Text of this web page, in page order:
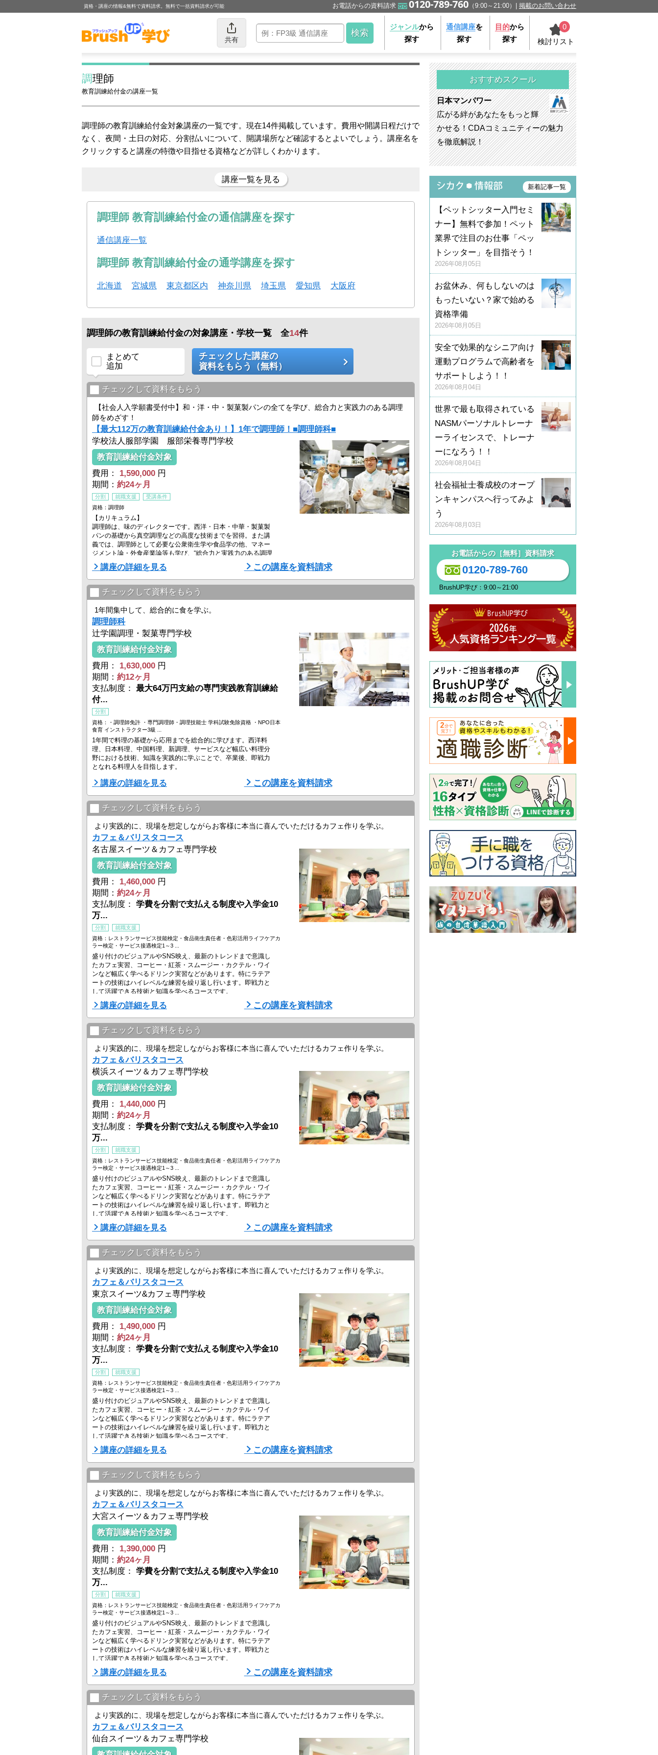
資格・講座の情報&無料で資料請求。無料で一括資料請求が可能 お電話からの資料請求 0120-789-760 （9:00～21:00） 掲載のお問い合わせ
共有
ジャンルから
探す
通信講座を
探す
目的から
探す
0
検討リスト
調理師
教育訓練給付金の講座一覧
調理師の教育訓練給付金対象講座の一覧です。現在14件掲載しています。費用や開講日程だけで
なく、夜間・土日の対応、分割払いについて、開講場所など確認するとよいでしょう。講座名を
クリックすると講座の特徴や目指せる資格などが詳しくわかります。
講座一覧を見る
調理師 教育訓練給付金の通信講座を探す
通信講座一覧
調理師 教育訓練給付金の通学講座を探す
北海道 宮城県 東京都区内 神奈川県 埼玉県 愛知県 大阪府
調理師の教育訓練給付金の対象講座・学校一覧 全14件
まとめて
追加
チェックした講座の
資料をもらう（無料）
チェックして資料をもらう
【社会人入学願書受付中】和・洋・中・製菓製パンの全てを学び、総合力と実践力のある調理
師をめざす！
【最大112万の教育訓練給付金あり！】1年で調理師！■調理師科■
学校法人服部学園 服部栄養専門学校
教育訓練給付金対象
費用：
1,590,000 円
期間： 約24ヶ月
分割 就職支援
受講条件
資格：調理師
【カリキュラム】
調理師は、味のディレクターです。西洋・日本・中華・製菓製
パンの基礎から真空調理などの高度な技術までを習得。また講
義では、調理師として必要な公衆衛生学や食品学の他、マネー
ジメント論・外食産業論等も学び、“総合力と実践力のある調理
師”を育成します。
【就職実績】
担任の親身な就職指導と、“現場が求める”人材を育てるカリキュ
ラムで、就職先からの信頼も厚く、1人当たり約10件の求人があ
ります（2011年3月卒業生実績）。ホテルや西洋・日本・中国
料理のレストラン、製菓製パン店でのシェフ ...
講座の詳細を見る この講座を資料請求
チェックして資料をもらう
1年間集中して、総合的に食を学ぶ。
調理師科
辻学園調理・製菓専門学校
教育訓練給付金対象
費用：
1,630,000 円
期間： 約12ヶ月
支払制度： 最大64万円支給の専門実践教育訓練給
付...
分割
資格：・調理師免許 ・専門調理師・調理技能士 学科試験免除資格 ・NPO日本
食育 インストラクター3級 ...
1年間で料理の基礎から応用までを総合的に学びます。西洋料
理、日本料理、中国料理、新調理、サービスなど幅広い料理分
野における技術、知識を実践的に学ぶことで、卒業後、即戦力
となれる料理人を目指します。
講座の詳細を見る この講座を資料請求
チェックして資料をもらう
より実践的に、現場を想定しながらお客様に本当に喜んでいただけるカフェ作りを学ぶ。
カフェ＆バリスタコース
名古屋スイーツ＆カフェ専門学校
教育訓練給付金対象
費用：
1,460,000 円
期間： 約24ヶ月
支払制度： 学費を分割で支払える制度や入学金10
万...
分割
就職支援
資格：レストランサービス技能検定・食品衛生責任者・色彩活用ライフケアカ
ラー検定・サービス接遇検定1～3 ...
盛り付けのビジュアルやSNS映え、最新のトレンドまで意識し
たカフェ実習、コーヒー・紅茶・スムージー・カクテル・ワイ
ンなど幅広く学べるドリンク実習などがあります。特にラテア
ートの技術はハイレベルな練習を繰り返し行います。即戦力と
して活躍できる技術と知識を学べるコースです。
講座の詳細を見る この講座を資料請求
チェックして資料をもらう
より実践的に、現場を想定しながらお客様に本当に喜んでいただけるカフェ作りを学ぶ。
カフェ＆バリスタコース
横浜スイーツ＆カフェ専門学校
教育訓練給付金対象
費用：
1,440,000 円
期間： 約24ヶ月
支払制度： 学費を分割で支払える制度や入学金10
万...
分割
就職支援
資格：レストランサービス技能検定・食品衛生責任者・色彩活用ライフケアカ
ラー検定・サービス接遇検定1～3 ...
盛り付けのビジュアルやSNS映え、最新のトレンドまで意識し
たカフェ実習、コーヒー・紅茶・スムージー・カクテル・ワイ
ンなど幅広く学べるドリンク実習などがあります。特にラテア
ートの技術はハイレベルな練習を繰り返し行います。即戦力と
して活躍できる技術と知識を学べるコースです。
講座の詳細を見る この講座を資料請求
チェックして資料をもらう
より実践的に、現場を想定しながらお客様に本当に喜んでいただけるカフェ作りを学ぶ。
カフェ＆バリスタコース
東京スイーツ&カフェ専門学校
教育訓練給付金対象
費用：
1,490,000 円
期間： 約24ヶ月
支払制度： 学費を分割で支払える制度や入学金10
万...
分割
就職支援
資格：レストランサービス技能検定・食品衛生責任者・色彩活用ライフケアカ
ラー検定・サービス接遇検定1～3 ...
盛り付けのビジュアルやSNS映え、最新のトレンドまで意識し
たカフェ実習、コーヒー・紅茶・スムージー・カクテル・ワイ
ンなど幅広く学べるドリンク実習などがあります。特にラテア
ートの技術はハイレベルな練習を繰り返し行います。即戦力と
して活躍できる技術と知識を学べるコースです。
講座の詳細を見る この講座を資料請求
チェックして資料をもらう
より実践的に、現場を想定しながらお客様に本当に喜んでいただけるカフェ作りを学ぶ。
カフェ＆バリスタコース
大宮スイーツ＆カフェ専門学校
教育訓練給付金対象
費用：
1,390,000 円
期間： 約24ヶ月
支払制度： 学費を分割で支払える制度や入学金10
万...
分割
就職支援
資格：レストランサービス技能検定・食品衛生責任者・色彩活用ライフケアカ
ラー検定・サービス接遇検定1～3 ...
盛り付けのビジュアルやSNS映え、最新のトレンドまで意識し
たカフェ実習、コーヒー・紅茶・スムージー・カクテル・ワイ
ンなど幅広く学べるドリンク実習などがあります。特にラテア
ートの技術はハイレベルな練習を繰り返し行います。即戦力と
して活躍できる技術と知識を学べるコースです。
講座の詳細を見る この講座を資料請求
チェックして資料をもらう
より実践的に、現場を想定しながらお客様に本当に喜んでいただけるカフェ作りを学ぶ。
カフェ＆バリスタコース
仙台スイーツ＆カフェ専門学校
おすすめスクール
日本マンパワー
広がる絆があなたをもっと輝
かせる！CDAコミュニティーの魅力
を徹底解説！
新着記事一覧
【ペットシッター入門セミ
ナー】無料で参加！ペット
業界で注目のお仕事「ペッ
トシッター」を目指そう！
2026年08月05日
お盆休み、何もしないのは
もったいない？家で始める
資格準備
2026年08月05日
安全で効果的なシニア向け
運動プログラムで高齢者を
サポートしよう！！
2026年08月04日
世界で最も取得されている
NASMパーソナルトレーナ
ーライセンスで、トレーナ
ーになろう！！
2026年08月04日
社会福祉士養成校のオープ
ンキャンパスへ行ってみよ
う
2026年08月03日
お電話からの［無料］資料請求
0120-789-760
BrushUP学び：9:00～21:00